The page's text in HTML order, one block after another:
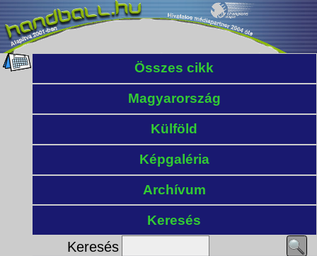
Összes cikk
Magyarország
Külföld
Képgaléria
Archívum
Keresés
Keresés